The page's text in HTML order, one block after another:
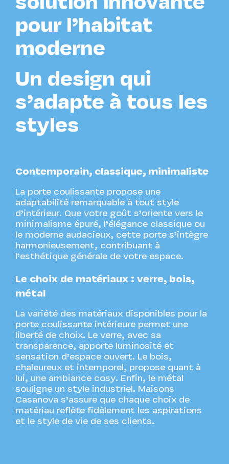
pour l’habitat
moderne
Un design qui
s’adapte à tous les
styles
Contemporain, classique, minimaliste
La porte coulissante propose une
adaptabilité remarquable à tout style
d’intérieur. Que votre goût s’oriente vers le
minimalisme épuré, l’élégance classique ou
le moderne audacieux, cette porte s’intègre
harmonieusement, contribuant à
l’esthétique générale de votre espace.
Le choix de matériaux : verre, bois,
métal
La variété des matériaux disponibles pour la
porte coulissante intérieure permet une
liberté de choix. Le verre, avec sa
transparence, apporte luminosité et
sensation d’espace ouvert. Le bois,
chaleureux et intemporel, propose quant à
lui, une ambiance cosy. Enfin, le métal
souligne un style industriel. Maisons
Casanova s’assure que chaque choix de
matériau reflète fidèlement les aspirations
et le style de vie de ses clients.